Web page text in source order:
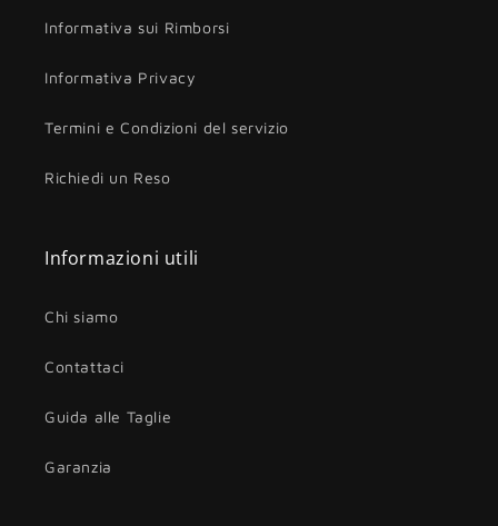
Informativa sui Rimborsi
Informativa Privacy
Termini e Condizioni del servizio
Richiedi un Reso
Informazioni utili
Chi siamo
Contattaci
Guida alle Taglie
Garanzia